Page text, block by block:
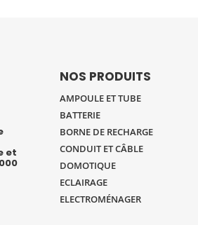
et
NOS PRODUITS
AMPOULE ET TUBE
BATTERIE
BORNE DE RECHARGE
CONDUIT ET CÂBLE
DOMOTIQUE
ECLAIRAGE
ELECTROMÉNAGER